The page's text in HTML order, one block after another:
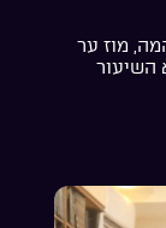
מוז ער
השיעור